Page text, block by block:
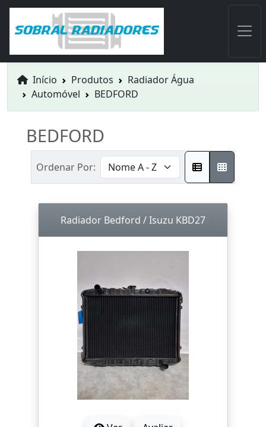
Início Produtos
Radiador Água
Automóvel
BEDFORD
BEDFORD
Ordenar Por:
Radiador Bedford / Isuzu KBD27